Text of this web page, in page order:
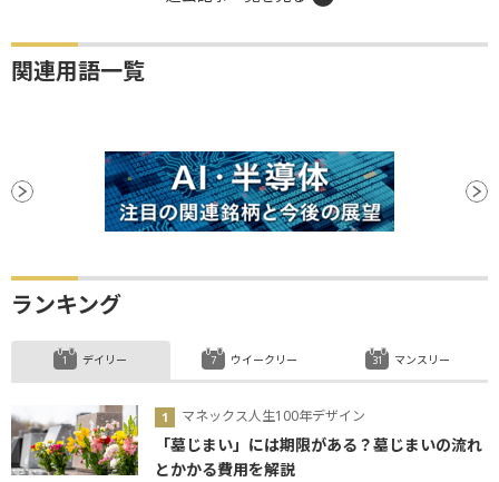
関連用語一覧
ランキング
デイリー
マネックス人生100年デザイン
「墓じまい」には期限がある？墓じまいの流れ
とかかる費用を解説
ウイークリー マンスリー